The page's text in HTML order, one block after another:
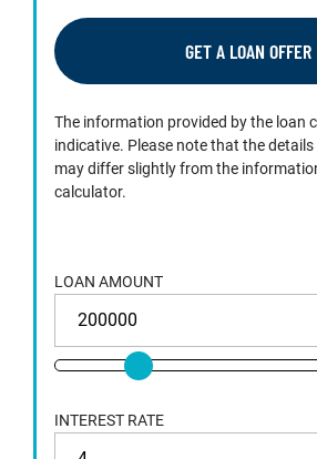
GET A LOAN OFFER
The information provided by the loan
indicative. Please note that the
may differ slightly from the
calculator.
LOAN AMOUNT
INTEREST RATE